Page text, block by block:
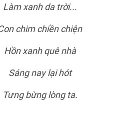
Làm xanh da trời...
chim chiền chiện
Hồn xanh quê nhà
Sáng nay lại hót
Tưng bừng lòng ta.